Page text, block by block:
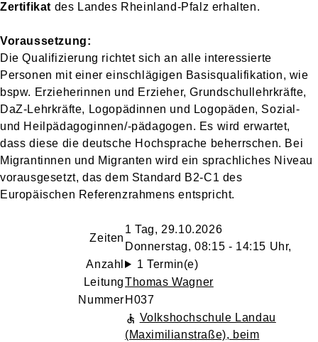
Zertifikat des Landes Rheinland-Pfalz erhalten.
Voraussetzung:
Die Qualifizierung richtet sich an alle interessierte
Personen mit einer einschlägigen Basisqualifikation, wie
bspw. Erzieherinnen und Erzieher, Grundschullehrkräfte,
DaZ-Lehrkräfte, Logopädinnen und Logopäden, Sozial-
und Heilpädagoginnen/-pädagogen. Es wird erwartet,
dass diese die deutsche Hochsprache beherrschen. Bei
Migrantinnen und Migranten wird ein sprachliches Niveau
vorausgesetzt, das dem Standard B2-C1 des
Europäischen Referenzrahmens entspricht.
Zeiten
1 Tag, 29.10.2026
Donnerstag, 08:15 - 14:15 Uhr,
Anzahl
1 Termin(e)
LeitungThomas Wagner
Nummer H037
Volkshochschule Landau
(Maximilianstraße), beim